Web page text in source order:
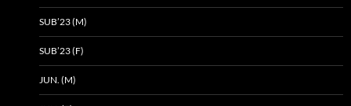
SUB’23 (M)
SUB’23 (F)
JUN. (M)